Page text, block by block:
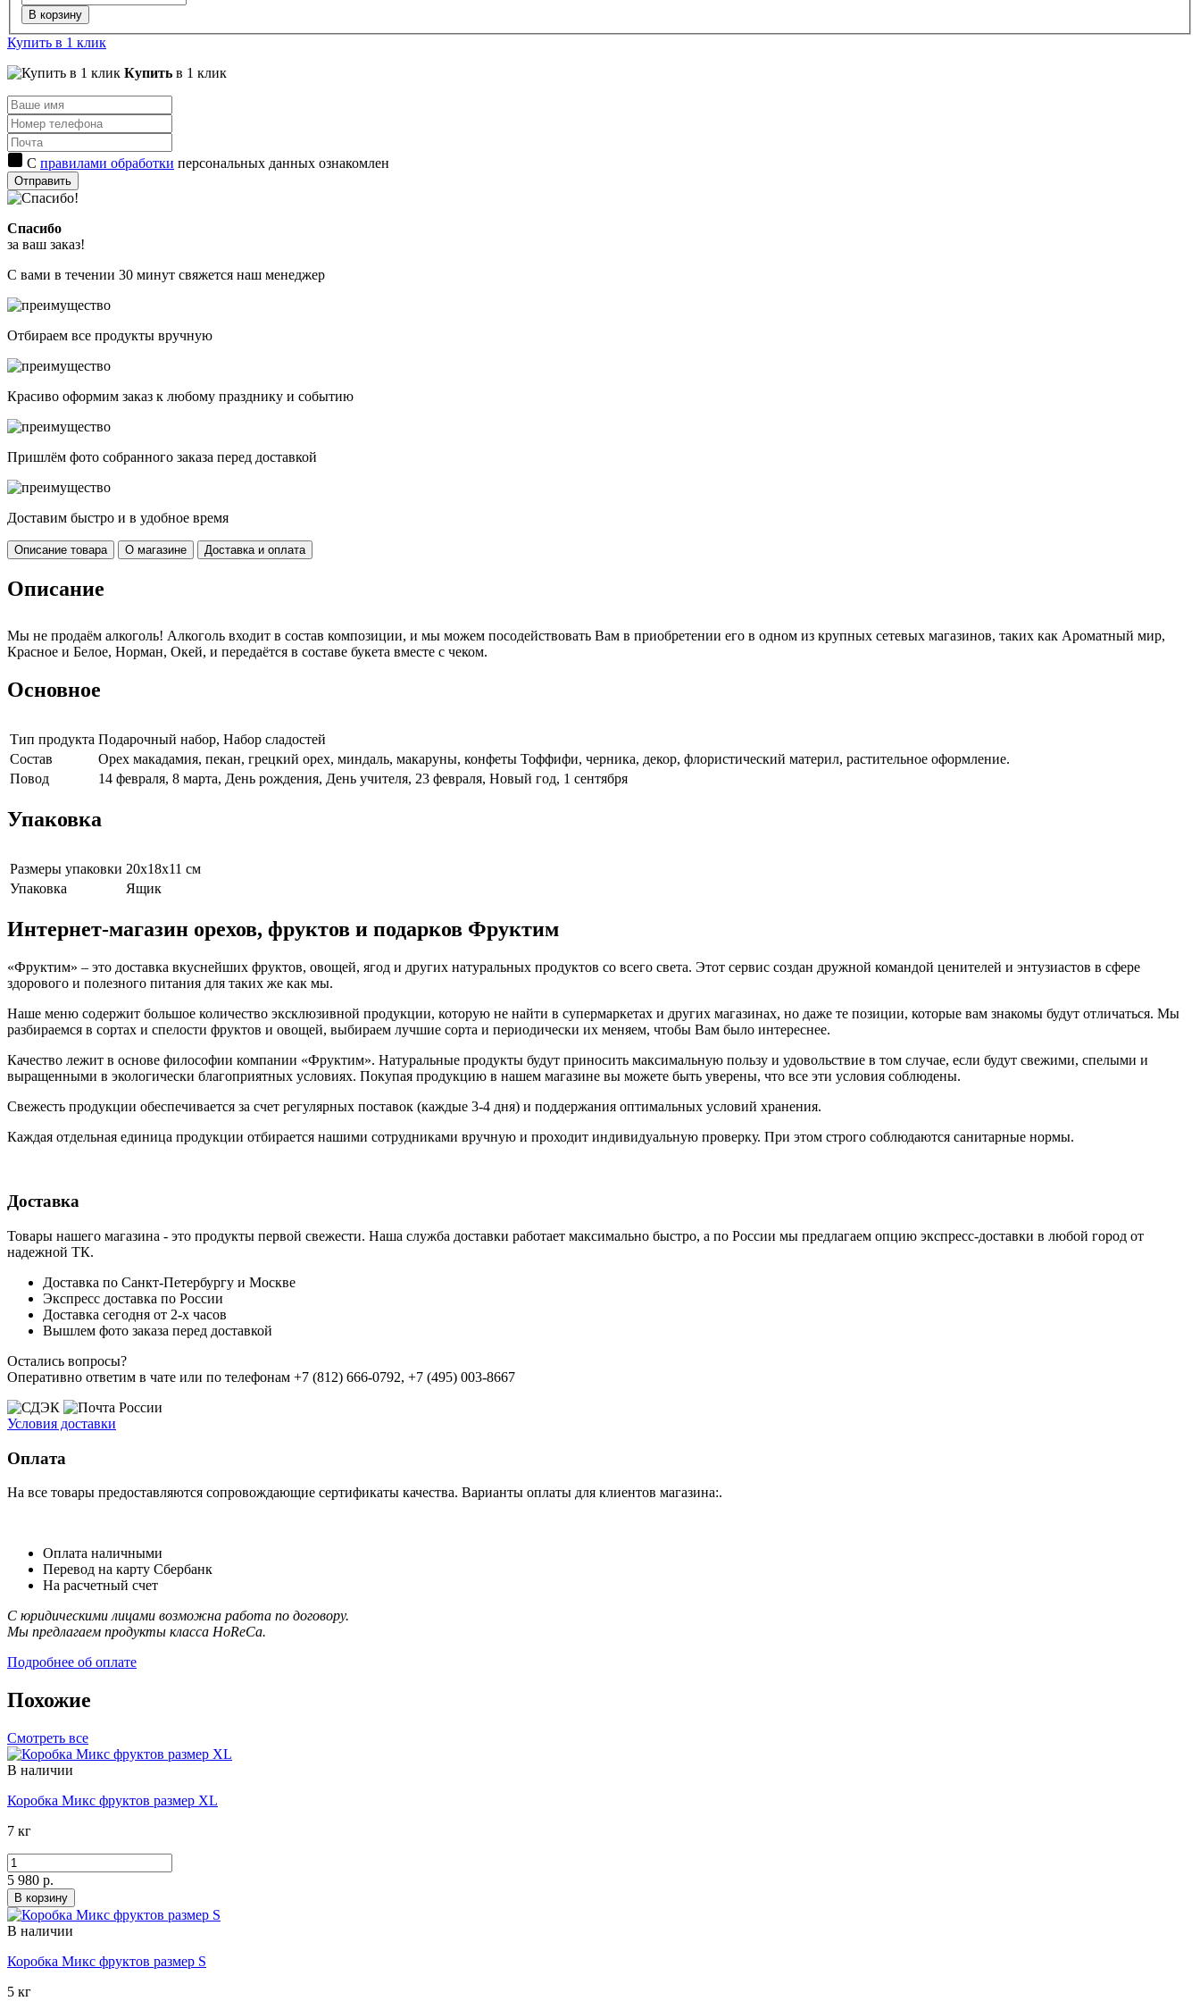
В корзину
Купить в 1 клик
Купить в 1 клик
С правилами обработки персональных данных ознакомлен
Отправить
Спасибо
за ваш заказ!
С вами в течении 30 минут свяжется наш менеджер
Отбираем все продукты вручную
Красиво оформим заказ к любому празднику и событию
Пришлём фото собранного заказа перед доставкой
Доставим быстро и в удобное время
Описание товара О магазине Доставка и оплата
Описание
Мы не продаём алкоголь! Алкоголь входит в состав композиции, и мы можем посодействовать Вам в приобретении его в одном из крупных сетевых магазинов, таких как Ароматный мир,
Красное и Белое, Норман, Окей, и передаётся в составе букета вместе с чеком.
Основное
Тип продукта Подарочный набор, Набор сладостей
Cостав
Орех макадамия, пекан, грецкий орех, миндаль, макаруны, конфеты Тоффифи, черника, декор, флористический материл, растительное оформление.
Повод
14 февраля, 8 марта, День рождения, День учителя, 23 февраля, Новый год, 1 сентября
Упаковка
Размеры упаковки 20х18х11 см
Упаковка
Ящик
Интернет-магазин орехов, фруктов и подарков Фруктим
«Фруктим» – это доставка вкуснейших фруктов, овощей, ягод и других натуральных продуктов со всего света. Этот сервис создан дружной командой ценителей и энтузиастов в сфере
здорового и полезного питания для таких же как мы.
Наше меню содержит большое количество эксклюзивной продукции, которую не найти в супермаркетах и других магазинах, но даже те позиции, которые вам знакомы будут отличаться. Мы
разбираемся в сортах и спелости фруктов и овощей, выбираем лучшие сорта и периодически их меняем, чтобы Вам было интереснее.
Качество лежит в основе философии компании «Фруктим». Натуральные продукты будут приносить максимальную пользу и удовольствие в том случае, если будут свежими, cпелыми и
выращенными в экологически благоприятных условиях. Покупая продукцию в нашем магазине вы можете быть уверены, что все эти условия соблюдены.
Свежесть продукции обеспечивается за счет регулярных поставок (каждые 3-4 дня) и поддержания оптимальных условий хранения.
Каждая отдельная единица продукции отбирается нашими сотрудниками вручную и проходит индивидуальную проверку. При этом строго соблюдаются санитарные нормы.
Доставка
Товары нашего магазина - это продукты первой свежести. Наша служба доставки работает максимально быстро, а по России мы предлагаем опцию экспресс-доставки в любой город от
надежной ТК.
Доставка по Санкт-Петербургу и Москве
Экспресс доставка по России
Доставка сегодня от 2-х часов
Вышлем фото заказа перед доставкой
Остались вопросы?
Оперативно ответим в чате или по телефонам +7 (812) 666-0792, +7 (495) 003-8667
Условия доставки
Оплата
На все товары предоставляются сопровождающие сертификаты качества. Варианты оплаты для клиентов магазина:.
Оплата наличными
Перевод на карту Сбербанк
На расчетный счет
С юридическими лицами возможна работа по договору.
Мы предлагаем продукты класса HoReCa.
Подробнее об оплате
Похожие
Смотреть все
В наличии
Коробка Микс фруктов размер XL
7 кг
5 980 р.
В корзину
В наличии
Коробка Микс фруктов размер S
5 кг